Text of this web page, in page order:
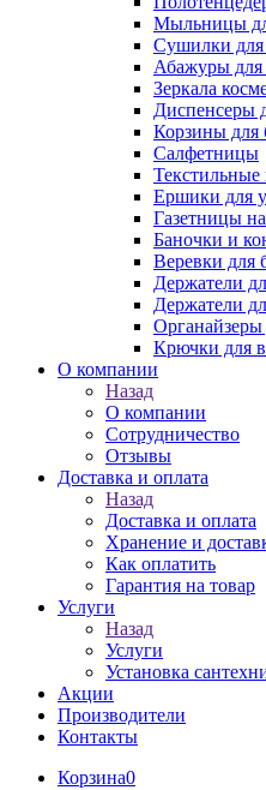
Мыльницы
Сушилки для
Абажуры для
Зеркала
Диспенсеры
Корзины для
Салфетницы
Ершики для
Газетницы
Баночки и
Веревки для
Держатели
Держатели
Органайзеры
Крючки для
О компании
Назад
О компании
Сотрудничество
Отзывы
Доставка и оплата
Назад
Доставка и оплата
Хранение и
Как оплатить
Гарантия на товар
Услуги
Назад
Услуги
Установка
Акции
Производители
Контакты
Корзина0